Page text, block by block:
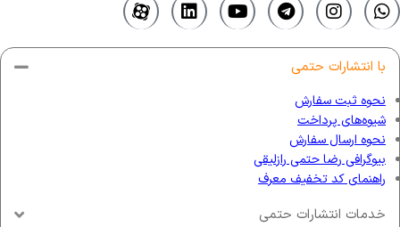
با انتشارات حتمی
نحوه ثبت سفارش
شیوه‌های پرداخت
نحوه ارسال سفارش
بیوگرافی رضا حتمی رازلیقی
راهنمای کد تخفیف معرف
خدمات انتشارات حتمی